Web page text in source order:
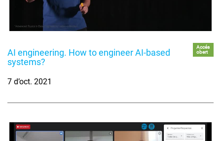
AI engineering. How to engineer AI-based
systems?
Accés
obert
7 d’oct. 2021